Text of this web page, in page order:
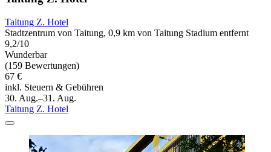
Taitung Z. Hotel
Stadtzentrum von Taitung, 0,9 km von Taitung Stadium entfernt
9,2/10
Wunderbar
(159 Bewertungen)
67 €
inkl. Steuern & Gebühren
30. Aug.–31. Aug.
Taitung Z. Hotel